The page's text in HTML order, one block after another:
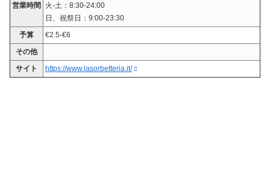
営業時間
火-土：8:30-24:00
日、祝祭日：9:00-23:30
予算
€2.5-€6
その他
サイト
https://www.lasorbetteria.it/